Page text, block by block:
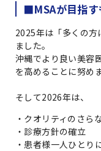
■MSAが目指す
2025年は「多くの方
ました。
沖縄でより良い美容
を高めることに努め
そして2026年は、
・クオリティのさら
・診療方針の確立
・患者様一人ひとり